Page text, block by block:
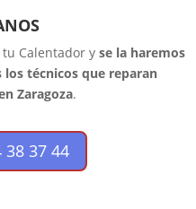
Calentador y se la haremos
los técnicos que reparan
Zaragoza.
38 37 44